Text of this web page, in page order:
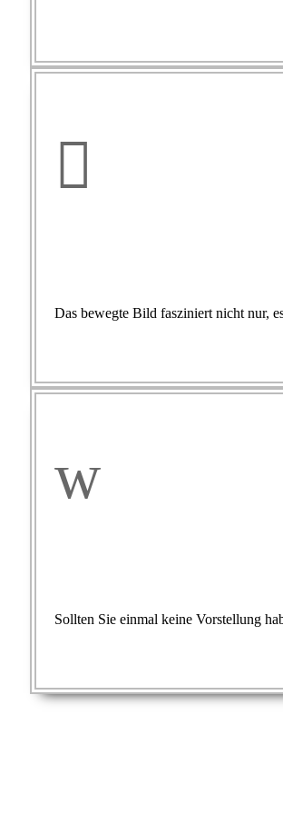

Das bewegte Bild fasziniert nicht nur,
w
Sollten Sie einmal keine Vorstellung